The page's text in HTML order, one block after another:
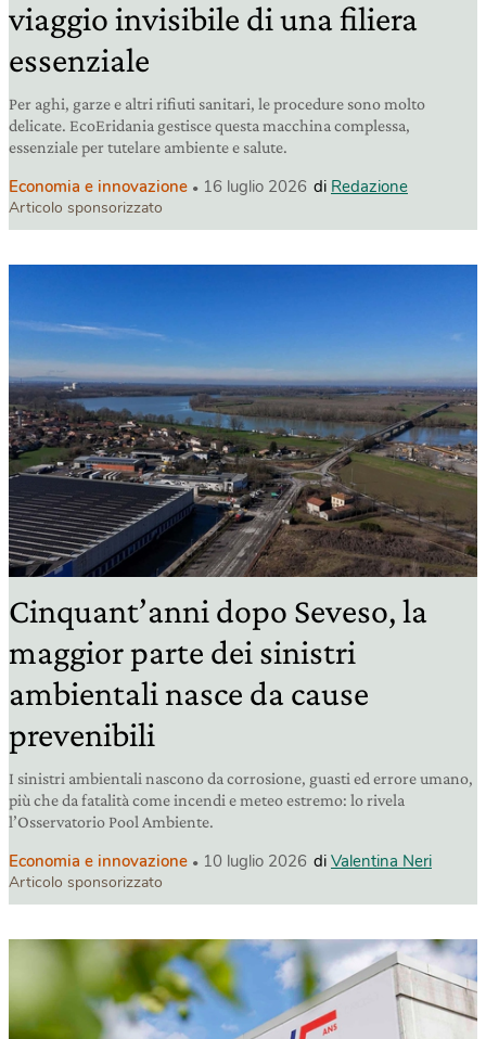
viaggio invisibile di una filiera
essenziale
Per aghi, garze e altri rifiuti sanitari, le procedure sono molto
delicate. EcoEridania gestisce questa macchina complessa,
essenziale per tutelare ambiente e salute.
Economia e innovazione 16 luglio 2026 di Redazione
Articolo sponsorizzato
Cinquant’anni dopo Seveso, la
maggior parte dei sinistri
ambientali nasce da cause
prevenibili
I sinistri ambientali nascono da corrosione, guasti ed errore umano,
più che da fatalità come incendi e meteo estremo: lo rivela
l’Osservatorio Pool Ambiente.
Economia e innovazione 10 luglio 2026 di Valentina Neri
Articolo sponsorizzato